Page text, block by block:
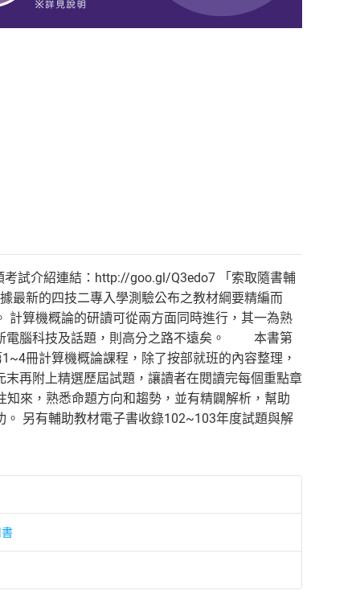
試介紹連結：http://goo.gl/Q3edo7 「索取隨書輔
最新的四技二專入學測驗公布之教材綱要精編而
計算機概論的研讀可從兩方面同時進行，其一為熟
新電腦科技及話題，則高分之路不遠矣。 本書第
冊計算機概論課程，除了按部就班的內容整理，
再附上精選歷屆試題，讓讀者在閱讀完每個重點章
來，熟悉命題方向和趨勢，並有精闢解析，幫助
另有輔助教材電子書收錄102~103年度試題與解